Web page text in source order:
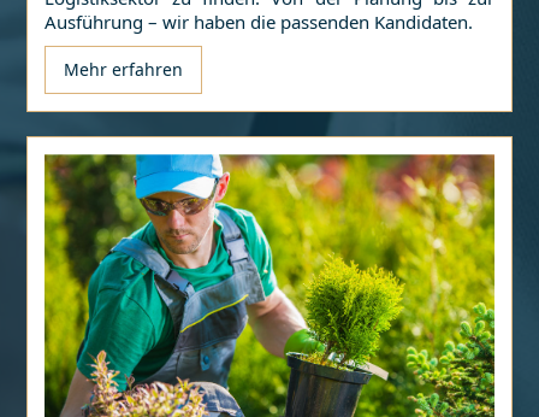
Ausführung – wir haben die passenden Kandidaten.
Mehr erfahren